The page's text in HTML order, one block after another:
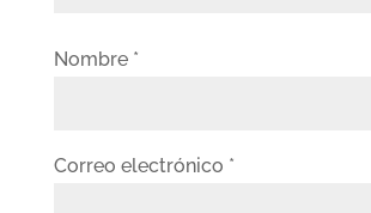
Nombre *
Correo electrónico *